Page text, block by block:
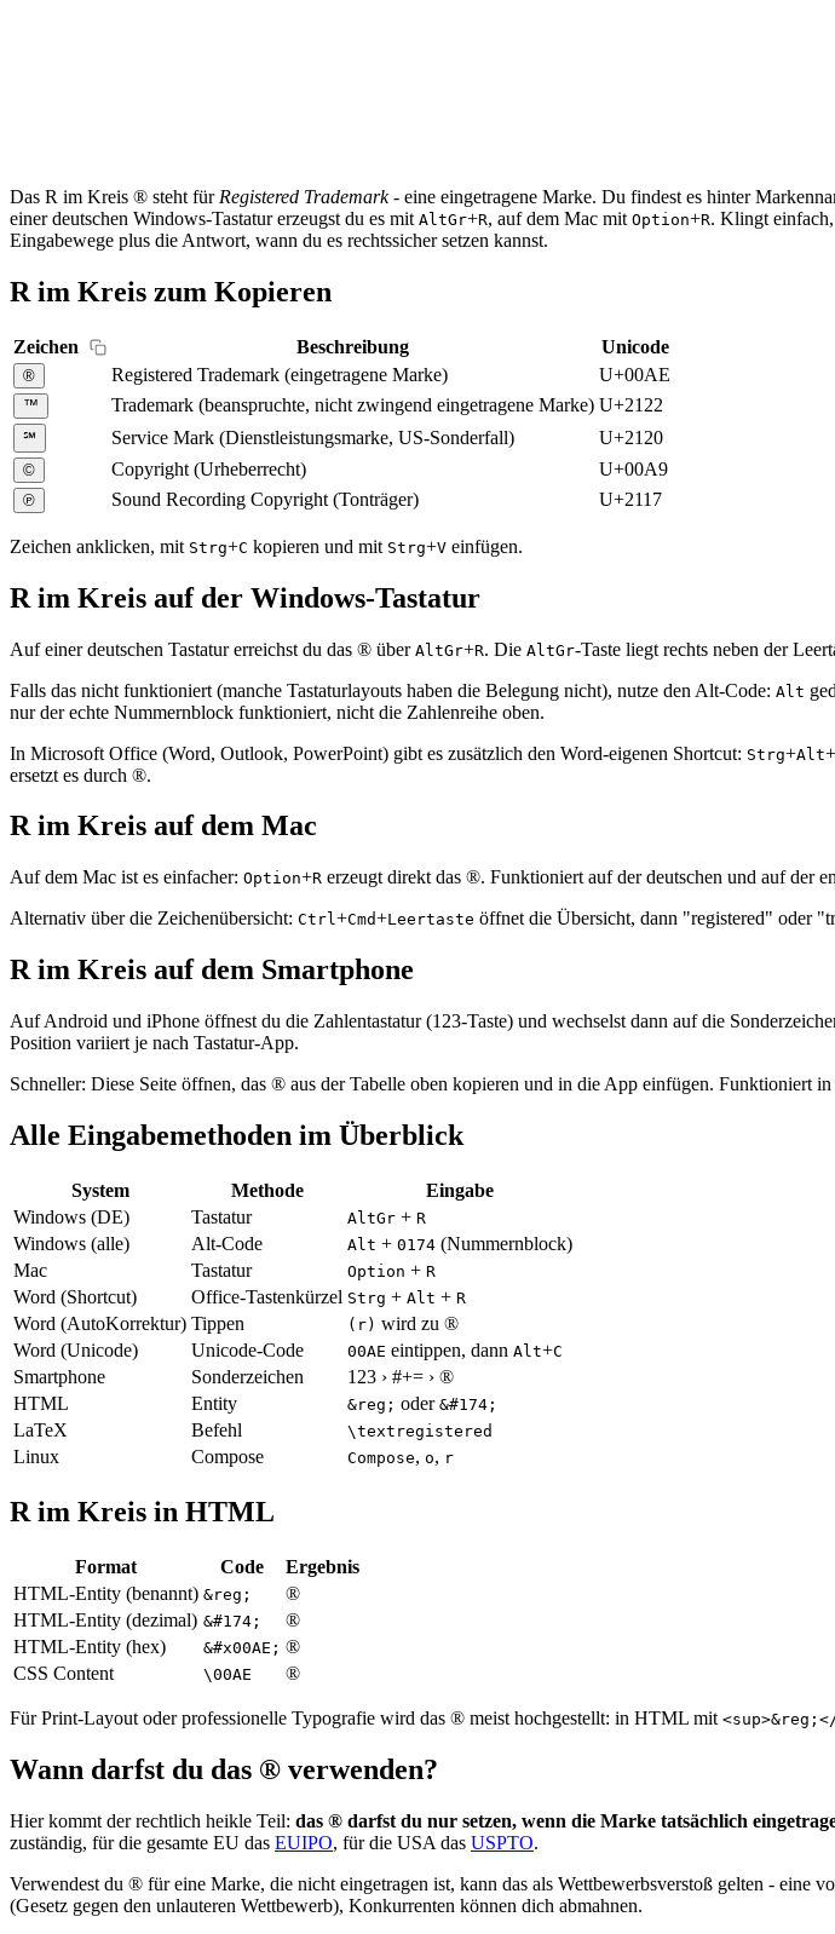
Das R im Kreis ® steht für Registered Trademark- eine eingetragene Marke. Du findest es hinter
einer deutschen Windows-Tastatur erzeugst du es mit AltGr+R, auf dem Mac mit Option+R. Klingt
Eingabewege plus die Antwort, wann du es rechtssicher setzen kannst.
R im Kreis zum Kopieren
Zeichen Beschreibung Unicode
® Registered Trademark (eingetragene Marke) U+00AE
™ Trademark (beanspruchte, nicht zwingend eingetragene Marke) U+2122
℠ Service Mark (Dienstleistungsmarke, US-Sonderfall) U+2120
© Copyright (Urheberrecht) U+00A9
℗ Sound Recording Copyright (Tonträger) U+2117
Zeichen anklicken, mit Strg+C kopieren und mit Strg+V einfügen.
R im Kreis auf der Windows-Tastatur
Auf einer deutschen Tastatur erreichst du das ® über AltGr+R. Die AltGr-Taste liegt rechts neben der
Falls das nicht funktioniert (manche Tastaturlayouts haben die Belegung nicht), nutze den Alt-Code: Alt
nur der echte Nummernblock funktioniert, nicht die Zahlenreihe oben.
In Microsoft Office (Word, Outlook, PowerPoint) gibt es zusätzlich den Word-eigenen Shortcut: Strg+Alt+
ersetzt es durch ®.
R im Kreis auf dem Mac
Auf dem Mac ist es einfacher: Option+R erzeugt direkt das ®. Funktioniert auf der deutschen und auf der
Alternativ über die Zeichenübersicht: Ctrl+Cmd+Leertaste öffnet die Übersicht, dann "registered" oder
R im Kreis auf dem Smartphone
Auf Android und iPhone öffnest du die Zahlentastatur (123-Taste) und wechselst dann auf die
Position variiert je nach Tastatur-App.
Schneller: Diese Seite öffnen, das ® aus der Tabelle oben kopieren und in die App einfügen. Funktioniert
Alle Eingabemethoden im Überblick
System Methode
Eingabe
Windows (DE)
Tastatur AltGr + R
Windows (alle) Alt-Code Alt + 0174 (Nummernblock)
Mac
Tastatur Option + R
Word (Shortcut) Office-Tastenkürzel Strg + Alt + R
Word (AutoKorrektur) Tippen (r) wird zu ®
Word (Unicode)
Unicode-Code 00AE eintippen, dann Alt+C
Smartphone Sonderzeichen
123 › #+= › ®
HTML
Entity &reg; oder &#174;
LaTeX Befehl \textregistered
Linux Compose Compose, o, r
R im Kreis in HTML
Format Code
Ergebnis
HTML-Entity (benannt) &reg;
®
HTML-Entity (dezimal) &#174;
®
HTML-Entity (hex)
&#x00AE; ®
CSS Content
\00AE ®
Für Print-Layout oder professionelle Typografie wird das ® meist hochgestellt: in HTML mit
Wann darfst du das ® verwenden?
Hier kommt der rechtlich heikle Teil: das ® darfst du nur setzen, wenn die Marke tatsächlich
zuständig, für die gesamte EU das EUIPO, für die USA das USPTO.
Verwendest du ® für eine Marke, die nicht eingetragen ist, kann das als Wettbewerbsverstoß gelten - eine
(Gesetz gegen den unlauteren Wettbewerb), Konkurrenten können dich abmahnen.